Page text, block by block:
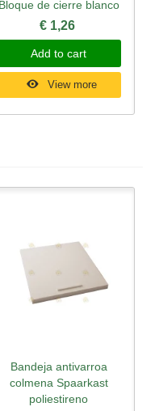
Bloque de cierre blanco
€ 1,26
Add to cart
View more
Bandeja antivarroa
colmena Spaarkast
poliestireno